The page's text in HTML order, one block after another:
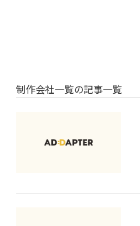
制作会社一覧の記事一覧